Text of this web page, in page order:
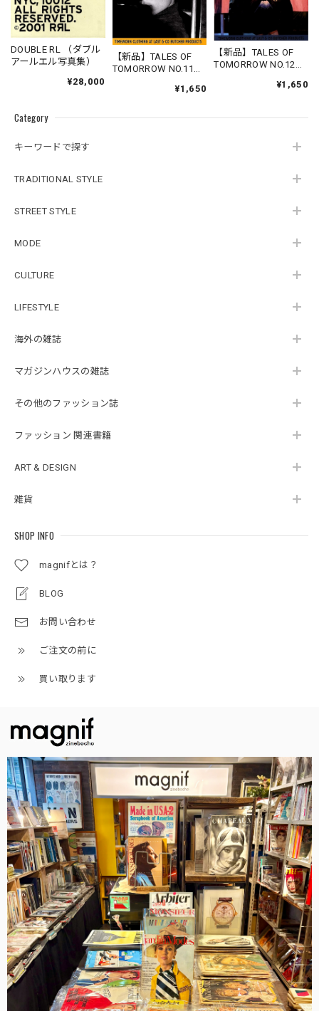
Category
キーワードで探す
TRADITIONAL STYLE
STREET STYLE
MODE
CULTURE
LIFESTYLE
海外の雑誌
マガジンハウスの雑誌
その他のファッション誌
ファッション 関連書籍
ART & DESIGN
雑貨
SHOP INFO
magnifとは？
BLOG
お問い合わせ
ご注文の前に
買い取ります
DOUBLE RL （ダブル
アールエル写真集）
¥28,000
【新品】TALES OF
TOMORROW NO.11
DRIVING”（TIMEWOR
マガジン）
¥1,650
【新品】TALES OF
TOMORROW NO.12
ANNIVERSARY”（TIM
¥1,650